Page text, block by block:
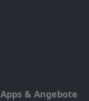
Apps & Angebote